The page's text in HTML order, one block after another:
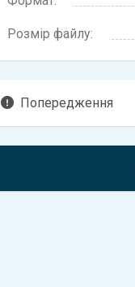
Розмір файлу:
Попередження
Перед завантаженням
надані в книзі. Можливі